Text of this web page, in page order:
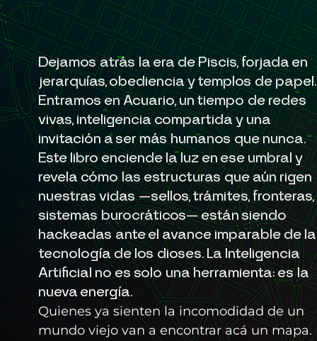
Dejamos atrás la era de Piscis, forjada en
jerarquías, obediencia y templos de papel.
Entramos en Acuario, un tiempo de redes
vivas, inteligencia compartida y una
invitación a ser más humanos que nunca.
Este libro enciende la luz en ese umbral y
revela cómo las estructuras que aún rigen
nuestras vidas —sellos, trámites, fronteras,
sistemas burocráticos— están siendo
hackeadas ante el avance imparable de la
tecnología de los dioses. La Inteligencia
Artificial no es solo una herramienta: es la
nueva energía.
Quienes ya sienten la incomodidad de un
mundo viejo van a encontrar acá un mapa.